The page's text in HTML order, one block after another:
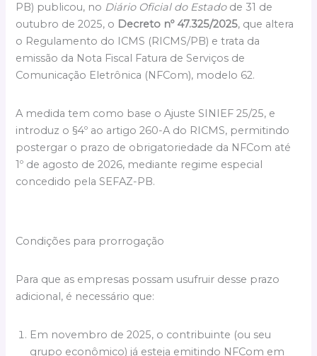
PB) publicou, no Diário Oficial do Estadode 31 de
outubro de 2025, o Decreto nº 47.325/2025, que altera
o Regulamento do ICMS (RICMS/PB) e trata da
emissão da Nota Fiscal Fatura de Serviços de
Comunicação Eletrônica (NFCom), modelo 62.
A medida tem como base o Ajuste SINIEF 25/25, e
introduz o §4º ao artigo 260-A do RICMS, permitindo
postergar o prazo de obrigatoriedade da NFCom até
1º de agosto de 2026, mediante regime especial
concedido pela SEFAZ-PB.
Condições para prorrogação
Para que as empresas possam usufruir desse prazo
adicional, é necessário que:
Em novembro de 2025, o contribuinte (ou seu
grupo econômico) já esteja emitindo NFCom em